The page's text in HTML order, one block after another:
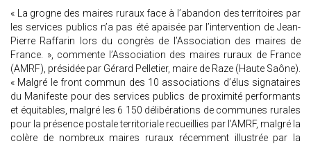
« La grogne des maires ruraux face à l’abandon des territoires par
les services publics n’a pas été apaisée par l’intervention de Jean-
Pierre Raffarin lors du congrès de l’Association des maires de
France. », commente l’Association des maires ruraux de France
(AMRF), présidée par Gérard Pelletier, maire de Raze (Haute Saône).
« Malgré le front commun des 10 associations d’élus signataires
du Manifeste pour des services publics de proximité performants
et équitables, malgré les 6 150 délibérations de communes rurales
pour la présence postale territoriale recueillies par l’AMRF, malgré la
colère de nombreux maires ruraux récemment illustrée par la